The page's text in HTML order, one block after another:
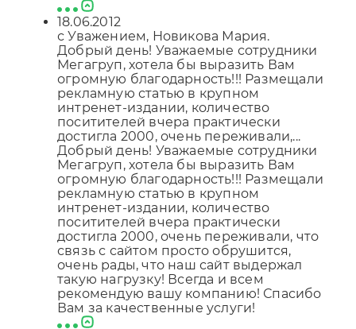
18.06.2012
с Уважением, Новикова Мария.
Добрый день! Уважаемые сотрудники
Мегагруп, хотела бы выразить Вам
огромную благодарность!!! Размещали
рекламную статью в крупном
интренет-издании, количество
поситителей вчера практически
достигла 2000, очень переживали,...
Добрый день! Уважаемые сотрудники
Мегагруп, хотела бы выразить Вам
огромную благодарность!!! Размещали
рекламную статью в крупном
интренет-издании, количество
поситителей вчера практически
достигла 2000, очень переживали, что
связь с сайтом просто обрушится,
очень рады, что наш сайт выдержал
такую нагрузку! Всегда и всем
рекомендую вашу компанию! Спасибо
Вам за качественные услуги!